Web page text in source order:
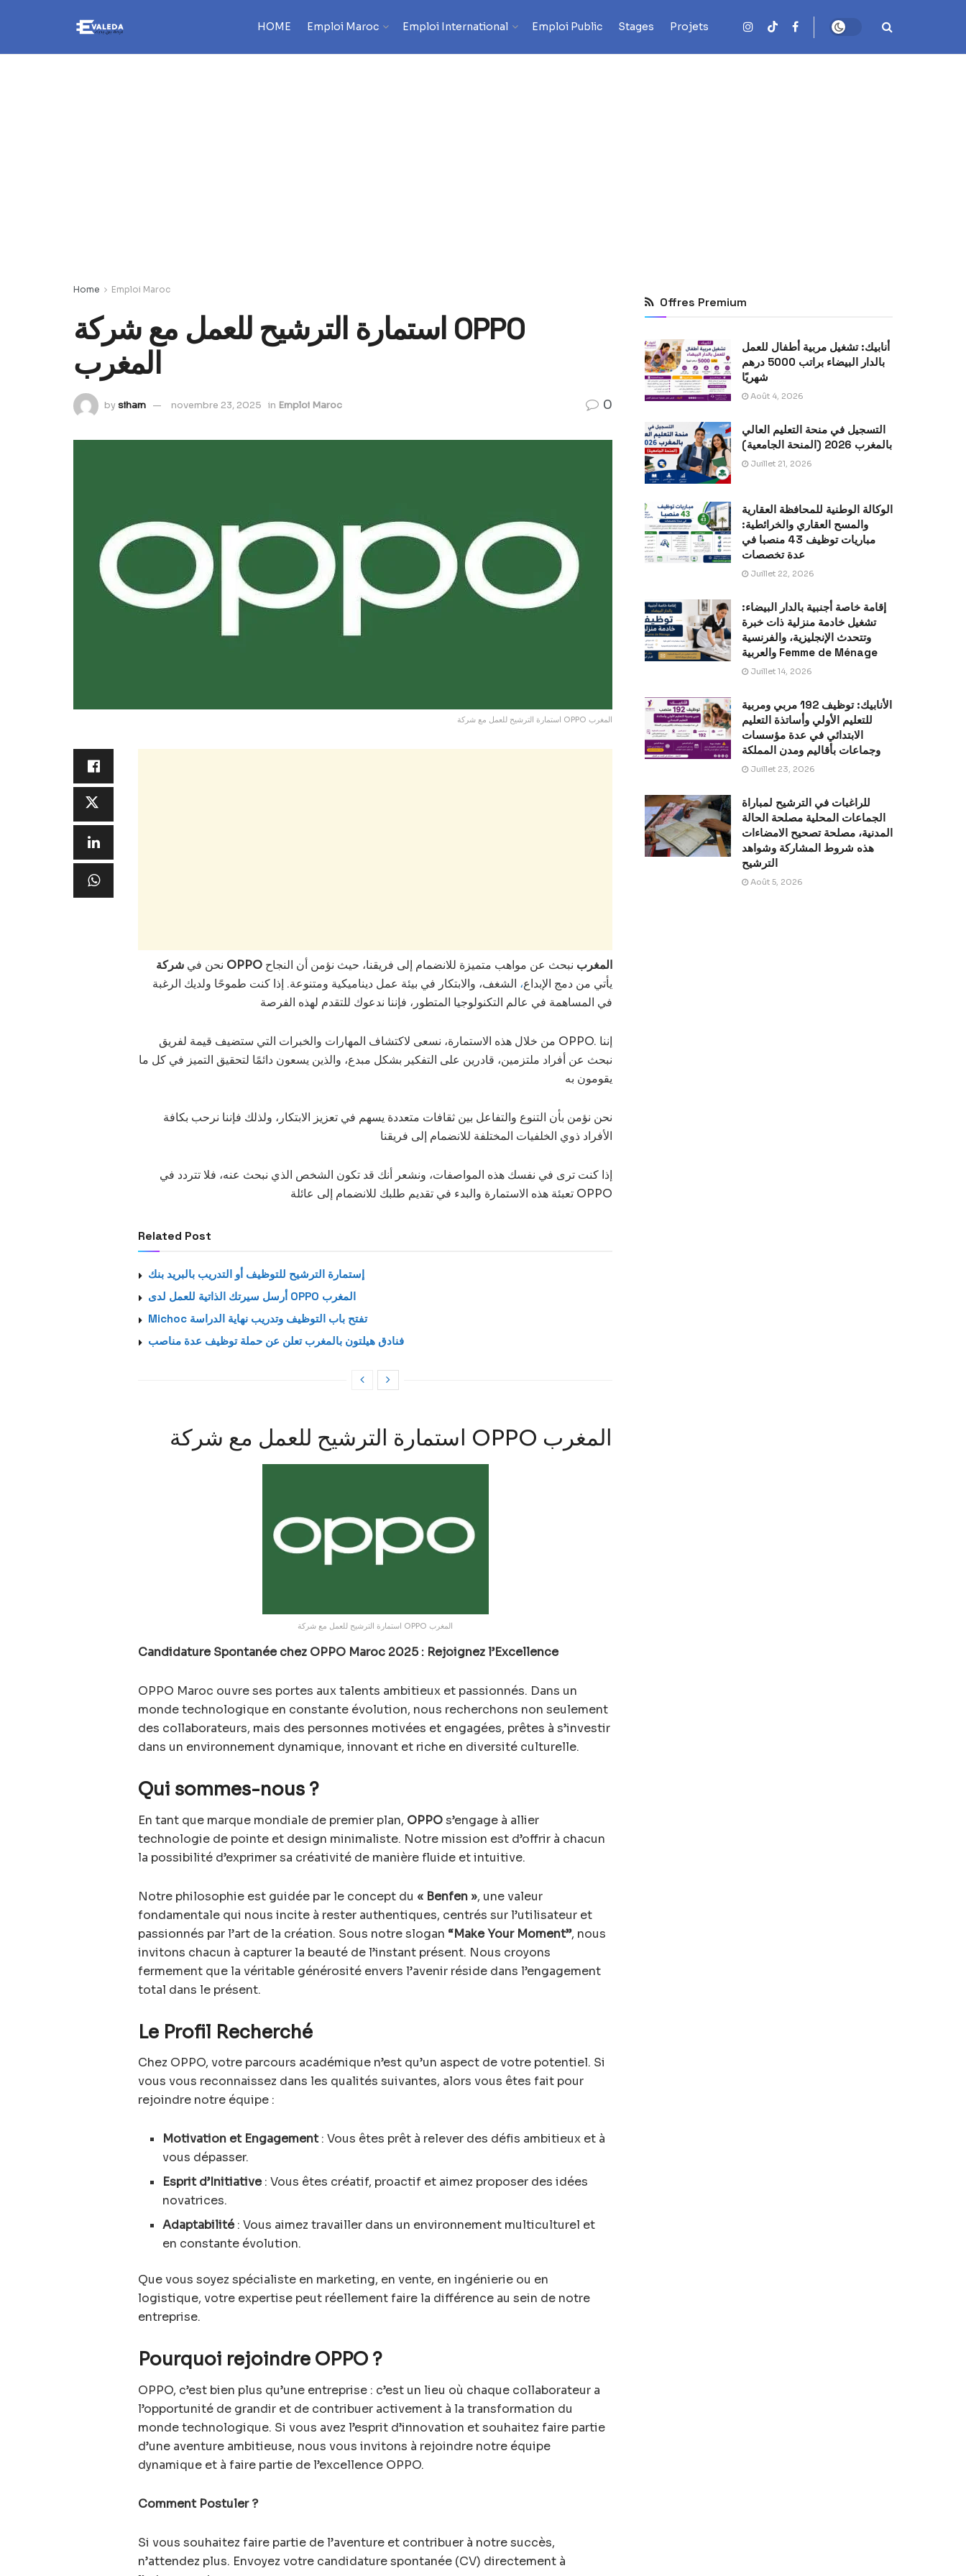
HOME Emploi Maroc Emploi International Emploi Public Stages Projets
Home Emploi Maroc
استمارة الترشيح للعمل مع شركة OPPO
المغرب
bysiham novembre 23, 2025 in Emploi Maroc 0
استمارة الترشيح للعمل مع شركة OPPO المغرب
نحن في شركة OPPO المغرب نبحث عن مواهب متميزة للانضمام إلى فريقنا، حيث نؤمن أن النجاح
يأتي من دمج الإبداع، الشغف، والابتكار في بيئة عمل ديناميكية ومتنوعة. إذا كنت طموحًا ولديك الرغبة
في المساهمة في عالم التكنولوجيا المتطور، فإننا ندعوك للتقدم لهذه الفرصة
من خلال هذه الاستمارة، نسعى لاكتشاف المهارات والخبرات التي ستضيف قيمة لفريق OPPO. إننا
نبحث عن أفراد ملتزمين، قادرين على التفكير بشكل مبدع، والذين يسعون دائمًا لتحقيق التميز في كل ما
يقومون به
نحن نؤمن بأن التنوع والتفاعل بين ثقافات متعددة يسهم في تعزيز الابتكار، ولذلك فإننا نرحب بكافة
الأفراد ذوي الخلفيات المختلفة للانضمام إلى فريقنا
إذا كنت ترى في نفسك هذه المواصفات، ونشعر أنك قد تكون الشخص الذي نبحث عنه، فلا تتردد في
تعبئة هذه الاستمارة والبدء في تقديم طلبك للانضمام إلى عائلة OPPO
Related Post
إستمارة الترشيح للتوظيف أو التدريب بالبريد بنك
أرسل سيرتك الذاتية للعمل لدى OPPO المغرب
Michoc تفتح باب التوظيف وتدريب نهاية الدراسة
فنادق هيلتون بالمغرب تعلن عن حملة توظيف عدة مناصب
استمارة الترشيح للعمل مع شركة OPPO المغرب
استمارة الترشيح للعمل مع شركة OPPO المغرب
Candidature Spontanée chez OPPO Maroc 2025 : Rejoignez l’Excellence
OPPO Maroc ouvre ses portes aux talents ambitieux et passionnés. Dans un
monde technologique en constante évolution, nous recherchons non seulement
des collaborateurs, mais des personnes motivées et engagées, prêtes à s’investir
dans un environnement dynamique, innovant et riche en diversité culturelle.
Qui sommes-nous ?
En tant que marque mondiale de premier plan, OPPOs’engage à allier
technologie de pointe et design minimaliste. Notre mission est d’offrir à chacun
la possibilité d’exprimer sa créativité de manière fluide et intuitive.
Notre philosophie est guidée par le concept du « Benfen », une valeur
fondamentale qui nous incite à rester authentiques, centrés sur l’utilisateur et
passionnés par l’art de la création. Sous notre slogan “Make Your Moment”, nous
invitons chacun à capturer la beauté de l’instant présent. Nous croyons
fermement que la véritable générosité envers l’avenir réside dans l’engagement
total dans le présent.
Le Profil Recherché
Chez OPPO, votre parcours académique n’est qu’un aspect de votre potentiel. Si
vous vous reconnaissez dans les qualités suivantes, alors vous êtes fait pour
rejoindre notre équipe :
Motivation et Engagement: Vous êtes prêt à relever des défis ambitieux et à
vous dépasser.
Esprit d’Initiative: Vous êtes créatif, proactif et aimez proposer des idées
novatrices.
Adaptabilité: Vous aimez travailler dans un environnement multiculturel et
en constante évolution.
Que vous soyez spécialiste en marketing, en vente, en ingénierie ou en
logistique, votre expertise peut réellement faire la différence au sein de notre
entreprise.
Pourquoi rejoindre OPPO ?
OPPO, c’est bien plus qu’une entreprise : c’est un lieu où chaque collaborateur a
l’opportunité de grandir et de contribuer activement à la transformation du
monde technologique. Si vous avez l’esprit d’innovation et souhaitez faire partie
d’une aventure ambitieuse, nous vous invitons à rejoindre notre équipe
dynamique et à faire partie de l’excellence OPPO.
Comment Postuler ?
Si vous souhaitez faire partie de l’aventure et contribuer à notre succès,
n’attendez plus. Envoyez votre candidature spontanée (CV) directement à
Offres Premium
أنابيك: تشغيل مربية أطفال للعمل
بالدار البيضاء براتب 5000 درهم
شهريًا
Août 4, 2026
التسجيل في منحة التعليم العالي
بالمغرب 2026 (المنحة الجامعية)
Juillet 21, 2026
الوكالة الوطنية للمحافظة العقارية
والمسح العقاري والخرائطية:
مباريات توظيف 43 منصبا في
عدة تخصصات
Juillet 22, 2026
إقامة خاصة أجنبية بالدار البيضاء:
تشغيل خادمة منزلية ذات خبرة
وتتحدث الإنجليزية، والفرنسية
والعربية Femme de Ménage
Juillet 14, 2026
الأنابيك: توظيف 192 مربي ومربية
للتعليم الأولي وأساتذة التعليم
الابتدائي في عدة مؤسسات
وجماعات بأقاليم ومدن المملكة
Juillet 23, 2026
للراغبات في الترشيح لمباراة
الجماعات المحلية مصلحة الحالة
المدنية، مصلحة تصحيح الامضاءات
هذه شروط المشاركة وشواهد
الترشيح
Août 5, 2026